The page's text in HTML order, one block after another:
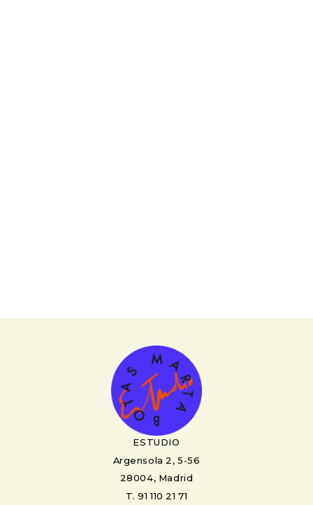
ESTUDIO
Argensola 2, 5-56
28004, Madrid
T. 91 110 21 71